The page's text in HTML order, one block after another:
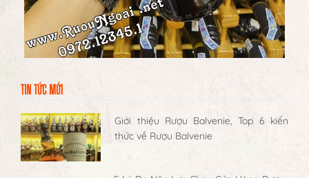
TIN TỨC MỚI
Giới thiệu Rượu Balvenie, Top 6 kiến
thức về Rượu Balvenie